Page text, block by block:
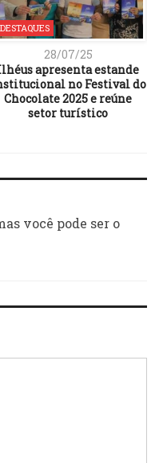
DESTAQUES
28/07/25
apresenta estande
no Festival do
Chocolate 2025 e reúne
setor turístico
você pode ser o